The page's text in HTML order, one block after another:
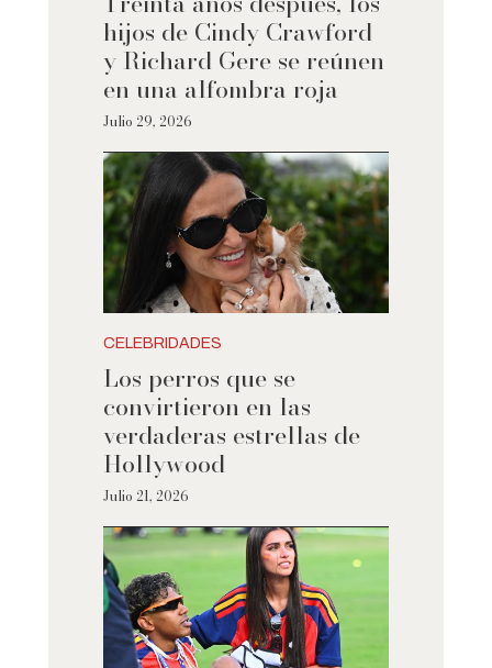
hijos de Cindy Crawford
y Richard Gere se reúnen
en una alfombra roja
Julio 29, 2026
CELEBRIDADES
Los perros que se
convirtieron en las
verdaderas estrellas de
Hollywood
Julio 21, 2026